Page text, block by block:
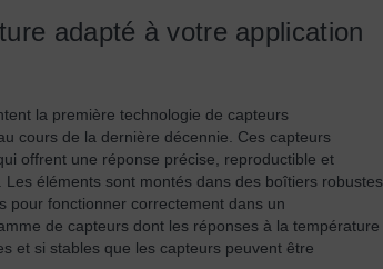
adapté à votre application
la première technologie de capteurs
cours de la dernière décennie. Ces capteurs
offrent une réponse précise, reproductible et
éléments sont montés dans des boîtiers robustes
pour fonctionner correctement dans un
de capteurs dont les réponses à la température
et si stables que les capteurs peuvent être